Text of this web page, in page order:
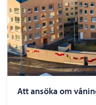
Att ansöka om